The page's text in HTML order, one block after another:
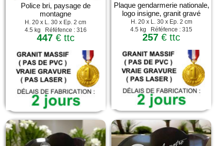
Police bri, paysage de
montagne
H. 20 x L. 30 x Ep. 2 cm
4.5 kg Réféfence : 316
447€ ttc
Plaque gendarmerie nationale,
logo insigne, granit gravé
H. 20 x L. 30 x Ep. 2 cm
4.5 kg Réféfence : 315
257 € ttc